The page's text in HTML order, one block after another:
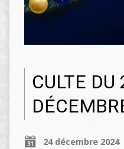
CULTE DU
24 décembre 2024